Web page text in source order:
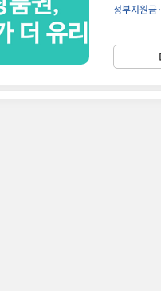
진 목적차
산은 반드
처 편의
정부지원금